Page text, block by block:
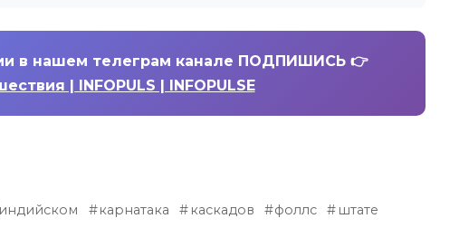
в нашем телеграм канале ПОДПИШИСЬ 👉
| INFOPULS | INFOPULSE
индийском карнатака каскадов фоллс
штате